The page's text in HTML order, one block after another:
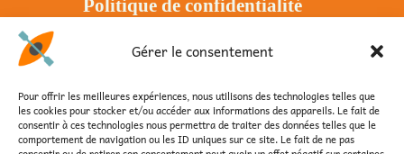
Gérer le consentement
Pour offrir les meilleures expériences, nous utilisons des technologies telles que
les cookies pour stocker et/ou accéder aux informations des appareils. Le fait de
consentir à ces technologies nous permettra de traiter des données telles que le
comportement de navigation ou les ID uniques sur ce site. Le fait de ne pas
Politique de confidentialité
Communication, 85800 Saint-Gilles-Croix-de-Vie, 85470 Brétignolles-sur-
Mer